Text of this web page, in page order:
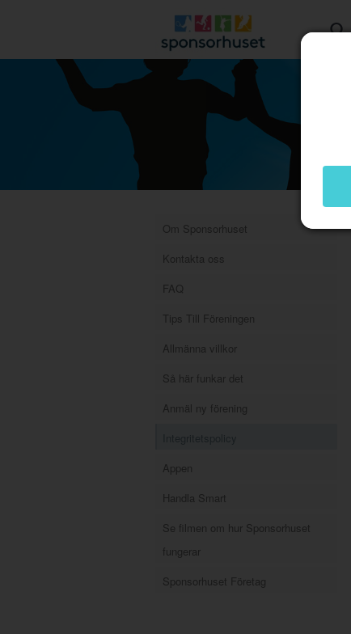
Om Sponsorhuset
Kontakta oss
FAQ
Tips Till Föreningen
Allmänna villkor
Så här funkar det
Anmäl ny förening
Appen
Handla Smart
Se filmen om hur Sponsorhuset
fungerar
Sponsorhuset Företag